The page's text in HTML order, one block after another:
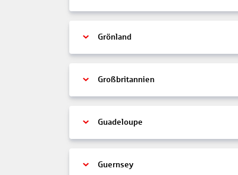
Grönland
Großbritannien
Guadeloupe
Guernsey